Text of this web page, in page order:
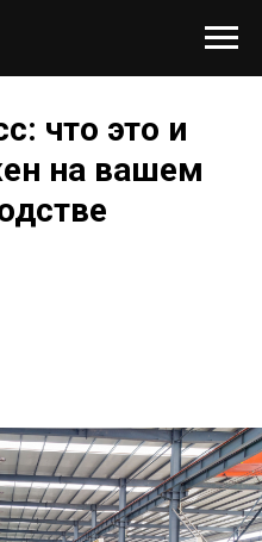
что это и
на вашем